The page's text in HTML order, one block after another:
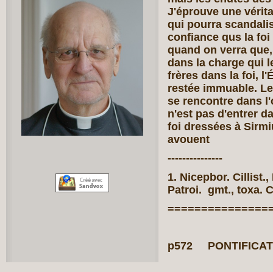
J'éprouve une
qui pourra
confiance qus la
quand on verra
dans la charge qui
frères dans la foi,
restée immuable.
se rencontre dans
n'est pas d'entrer
foi dressées à
avouent
---------------
1. Nicepbor.
Patroi. gmt., toxa.
p572